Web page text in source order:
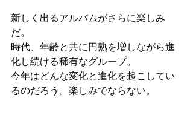
新しく出るアルバムがさらに楽しみ
だ。
時代、年齢と共に円熟を増しながら進
化し続ける稀有なグループ。
今年はどんな変化と進化を起こしてい
るのだろう。楽しみでならない。